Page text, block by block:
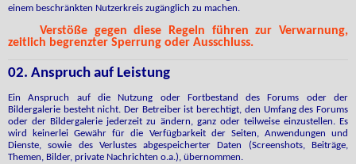
einem beschränkten Nutzerkreis zugänglich zu machen.
Verstöße gegen diese Regeln führen zur Verwarnung,
zeitlich begrenzter Sperrung oder Ausschluss.
02. Anspruch auf Leistung
Ein Anspruch auf die Nutzung oder Fortbestand des Forums oder der
Bildergalerie besteht nicht. Der Betreiber ist berechtigt, den Umfang des Forums
oder der Bildergalerie jederzeit zu ändern, ganz oder teilweise einzustellen. Es
wird keinerlei Gewähr für die Verfügbarkeit der Seiten, Anwendungen und
Dienste, sowie des Verlustes abgespeicherter Daten (Screenshots, Beiträge,
Themen, Bilder, private Nachrichten o.a.), übernommen.